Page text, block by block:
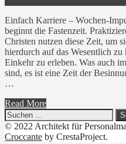
Einfach Karriere – Wochen-
beginnt die Fastenzeit.
Christen nutzen diese Zeit, um
hierdurch auf das Wesentlich
Einkehr zu erleben. Was auch
sind, es ist eine Zeit der
…
Read More
Suchen
nach:
© 2022 Architekt für
Croccante by CrestaProject.